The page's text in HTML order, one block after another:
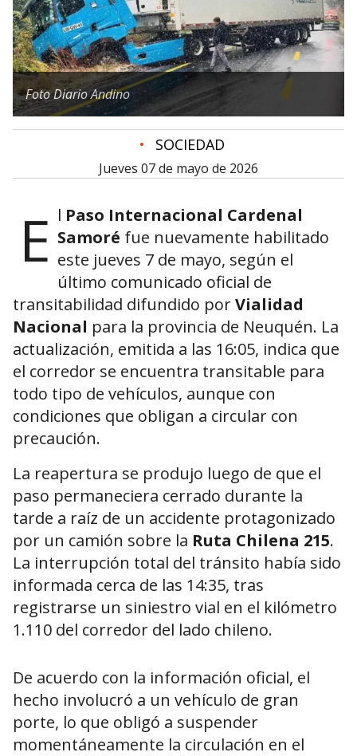
Foto Diario Andino
• SOCIEDAD
jueves 07 de mayo de 2026
E l Paso Internacional Cardenal
Samoré fue nuevamente habilitado
este jueves 7 de mayo, según el
último comunicado oficial de
transitabilidad difundido porVialidad
Nacional para la provincia de Neuquén. La
actualización, emitida a las 16:05, indica que
el corredor se encuentra transitable para
todo tipo de vehículos, aunque con
condiciones que obligan a circular con
precaución.
La reapertura se produjo luego de que el
paso permaneciera cerrado durante la
tarde a raíz de un accidente protagonizado
por un camión sobre la Ruta Chilena 215.
La interrupción total del tránsito había sido
informada cerca de las 14:35, tras
registrarse un siniestro vial en el kilómetro
1.110 del corredor del lado chileno.
De acuerdo con la información oficial, el
hecho involucró a un vehículo de gran
porte, lo que obligó a suspender
momentáneamente la circulación en el